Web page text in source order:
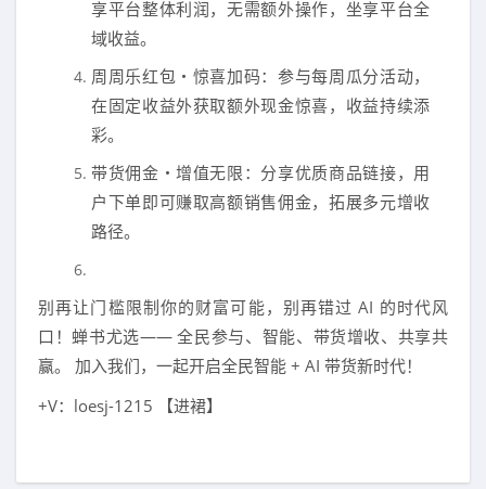
享平台整体利润，无需额外操作，坐享平台全
域收益。
周周乐红包・惊喜加码：参与每周瓜分活动，
在固定收益外获取额外现金惊喜，收益持续添
彩。
带货佣金・增值无限：分享优质商品链接，用
户下单即可赚取高额销售佣金，拓展多元增收
路径。
别再让门槛限制你的财富可能，别再错过 AI 的时代风
口！蝉书尤选—— 全民参与、智能、带货增收、共享共
赢。 加入我们，一起开启全民智能 + AI 带货新时代！
+V：loesj-1215 【进裙】